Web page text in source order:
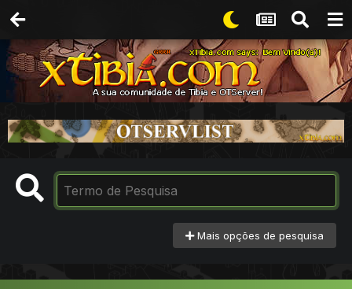
Mais opções de pesquisa